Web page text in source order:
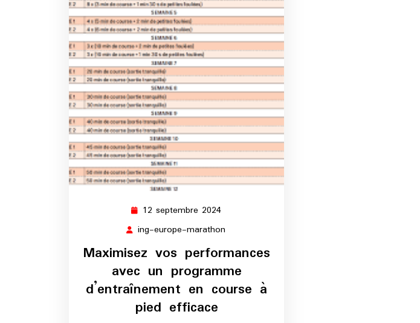
12 septembre 2024
septembre
ing-europe-marathon
marathon
Maximisez vos performances
avec un programme
d’entraînement en course à
pied efficace